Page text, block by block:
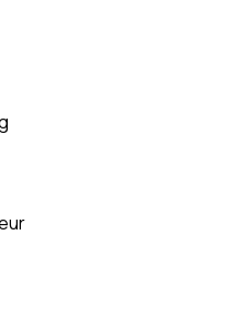
Canapé Orange